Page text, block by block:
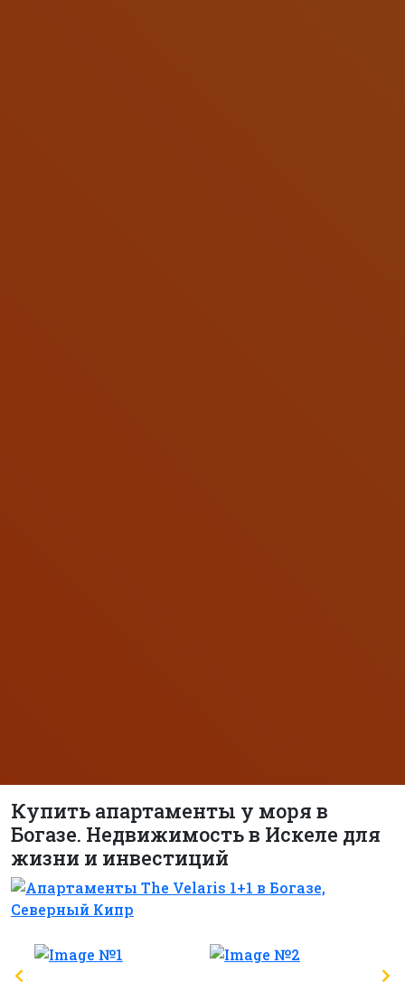
Купить апартаменты у моря в
Богазе. Недвижимость в Искеле для
жизни и инвестиций